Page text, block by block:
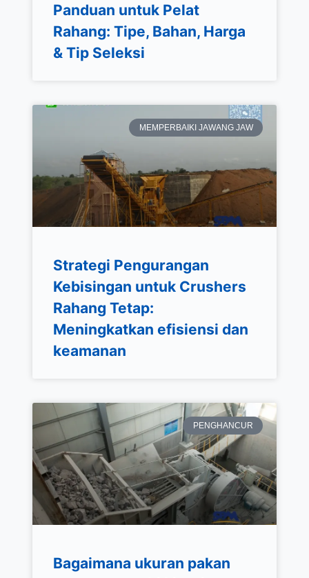
Panduan untuk Pelat
Rahang: Tipe, Bahan, Harga
& Tip Seleksi
MEMPERBAIKI JAWANG JAW
Strategi Pengurangan
Kebisingan untuk Crushers
Rahang Tetap:
Meningkatkan efisiensi dan
keamanan
PENGHANCUR
Bagaimana ukuran pakan